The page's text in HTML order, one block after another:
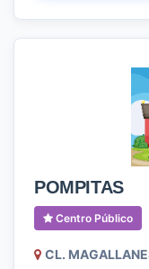
POMPITAS
Centro Público
CL.